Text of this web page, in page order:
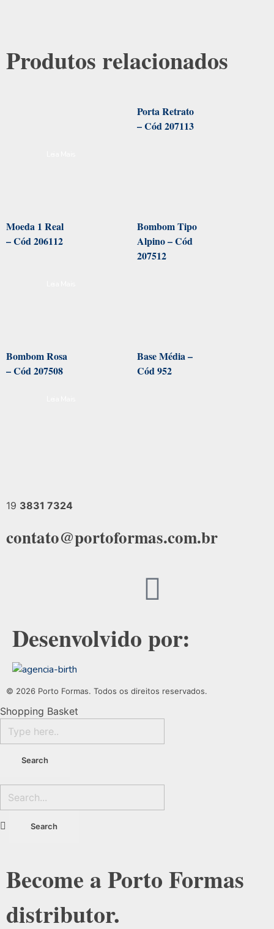
Produtos relacionados
Porta Retrato
– Cód 207113
Moeda 1 Real
– Cód 206112
Bombom Tipo
Alpino – Cód
207512
Bombom Rosa
– Cód 207508
Base Média –
Cód 952
19 3831 7324
contato@portoformas.com.br
Desenvolvido por:
© 2026 Porto Formas. Todos os direitos reservados.
Shopping Basket
Become a Porto Formas
distributor.